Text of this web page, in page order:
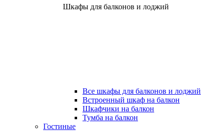
Шкафы для балконов и лоджий
Все шкафы для балконов и лоджий
Встроенный шкаф на балкон
Шкафчики на балкон
Тумба на балкон
Гостиные